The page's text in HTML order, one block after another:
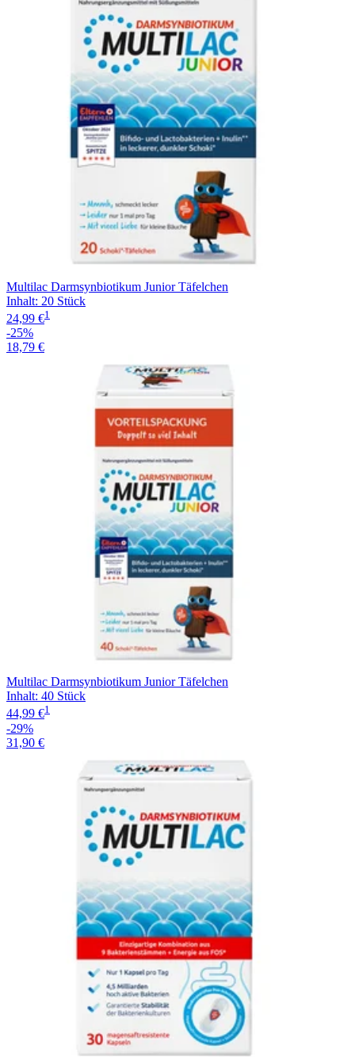
Multilac Darmsynbiotikum Junior Täfelchen
Inhalt: 20 Stück
24,99 €1
-25%
18,79 €
Multilac Darmsynbiotikum Junior Täfelchen
Inhalt: 40 Stück
44,99 €1
-29%
31,90 €